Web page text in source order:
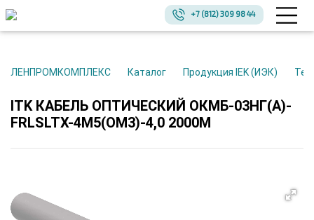
+7 (812) 309 98 44
ЛЕНПРОМКОМПЛЕКС Каталог Продукция IEK (ИЭК)
ITK КАБЕЛЬ ОПТИЧЕСКИЙ ОКМБ-03НГ(А)-
FRLSLTX-4М5(OM3)-4,0 2000М